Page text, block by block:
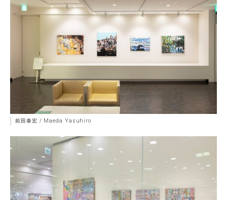
前田泰宏 / Maeda Yasuhiro